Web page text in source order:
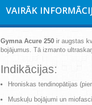
VAIRĀK
Gymna Acure 250 ir augstas
bojājumus. Tā izmanto
Indikācijas:
Hroniskas tendinopātijas
Muskuļu bojājumi un